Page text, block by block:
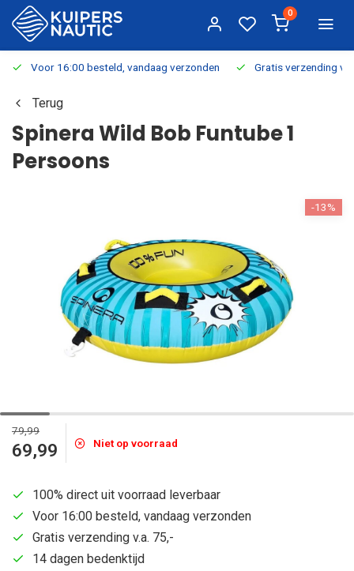
0
Voor 16:00 besteld, vandaag verzonden Gratis verzending
Terug
Spinera Wild Bob Funtube 1
Persoons
-13%
79,99
69,99 Niet op voorraad
100% direct uit voorraad leverbaar
Voor 16:00 besteld, vandaag verzonden
Gratis verzending v.a. 75,-
14 dagen bedenktijd